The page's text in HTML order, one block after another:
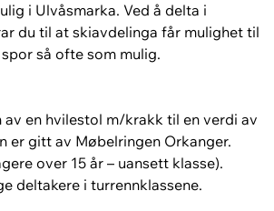
i Ulvåsmarka. Ved å delta i
du til at skiavdelinga får mulighet til
så ofte som mulig.
av en hvilestol m/krakk til en verdi av
er gitt av Møbelringen Orkanger.
over 15 år – uansett klasse).
deltakere i turrennklassene.